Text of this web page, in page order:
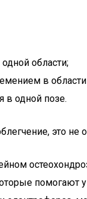
области;
в
в одной позе.
это